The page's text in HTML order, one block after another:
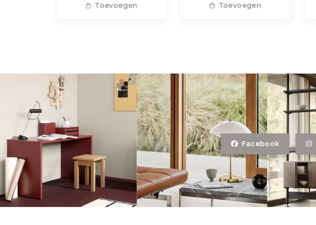
Toevoegen Toevoegen
Facebook